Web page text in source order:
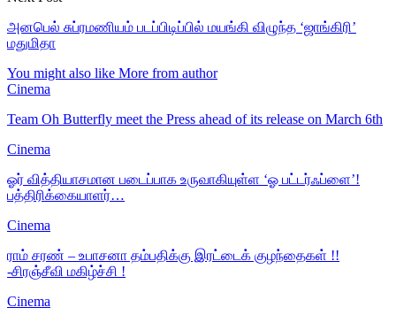
அனபெல் சுப்ரமணியம் படப்பிடிப்பில் மயங்கி விழுந்த ‘ஜாங்கிரி’
மதுமிதா
You might also like More from author
Cinema
Team Oh Butterfly meet the Press ahead of its release on March 6th
Cinema
ஓர் வித்தியாசமான படைப்பாக உருவாகியுள்ள ‘ஓ பட்டர்ஃப்ளை’!
பத்திரிக்கையாளர்…
Cinema
ராம் சரண் – உபாசனா தம்பதிக்கு இரட்டைக் குழந்தைகள் !!
-சிரஞ்சீவி மகிழ்ச்சி !
Cinema